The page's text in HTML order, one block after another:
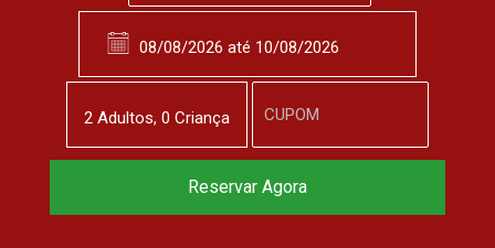
2 Adultos, 0 Criança
Reserve agora, com
Reservar Agora